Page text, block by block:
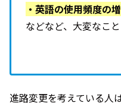
・英語の使用頻度の
などなど、大変なこ
進路変更を考えている人